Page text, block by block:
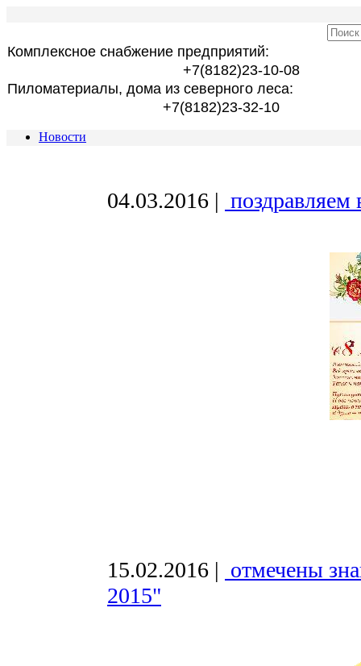
Комплексное снабжение предприятий:
+7(8182)23-10-08
Пиломатериалы, дома из северного леса:
+7(8182)23-32-10
Новости
04.03.2016 |
15.02.2016 | отмечены
2015"